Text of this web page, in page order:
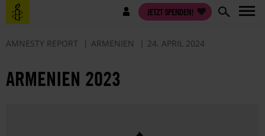
Direkt
zum
Benutzermenü JETZT SPENDEN!
AMNESTY REPORT ARMENIEN 24. APRIL 2024
ARMENIEN 2023